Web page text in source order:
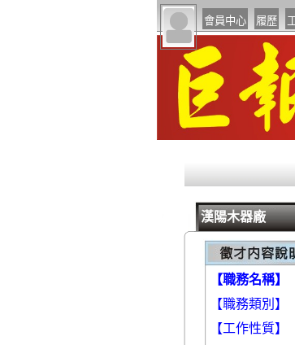
漢陽木器廠
【職務名稱】
【職務類別】
【工作性質】